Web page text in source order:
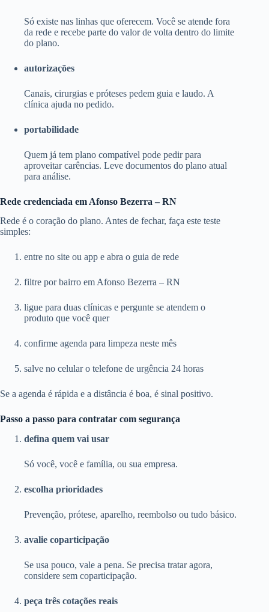
Só existe nas linhas que oferecem. Você se atende fora
da rede e recebe parte do valor de volta dentro do limite
do plano.
autorizações
Canais, cirurgias e próteses pedem guia e laudo. A
clínica ajuda no pedido.
portabilidade
Quem já tem plano compatível pode pedir para
aproveitar carências. Leve documentos do plano atual
para análise.
Rede credenciada em Afonso Bezerra – RN
Rede é o coração do plano. Antes de fechar, faça este teste
simples:
entre no site ou app e abra o guia de rede
filtre por bairro em Afonso Bezerra – RN
ligue para duas clínicas e pergunte se atendem o
produto que você quer
confirme agenda para limpeza neste mês
salve no celular o telefone de urgência 24 horas
Se a agenda é rápida e a distância é boa, é sinal positivo.
Passo a passo para contratar com segurança
defina quem vai usar
Só você, você e família, ou sua empresa.
escolha prioridades
Prevenção, prótese, aparelho, reembolso ou tudo básico.
avalie coparticipação
Se usa pouco, vale a pena. Se precisa tratar agora,
considere sem coparticipação.
peça três cotações reais